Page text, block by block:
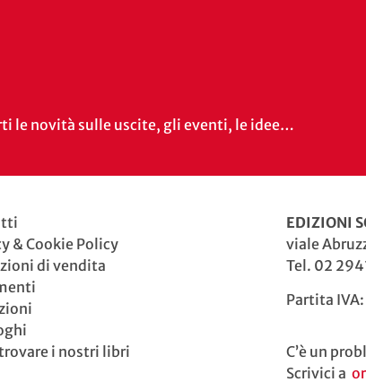
le novità sulle uscite, gli eventi, le idee…
& Cookie Policy
di vendita
i nostri libri
EDIZIONI
viale
Tel. 02
Partita
C’è un
Scrivici a